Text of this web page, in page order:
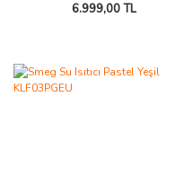
6.999,00 TL